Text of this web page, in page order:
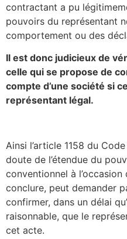
contractant a pu
pouvoirs du représentant
comportement ou des
Il est donc judicieux de
celle qui se propose de
compte d’une société si
représentant légal.
Ainsi l’article 1158 du
doute de l’étendue du
conventionnel à l’occasion
conclure, peut demander
confirmer, dans un délai
raisonnable, que le
cet acte.